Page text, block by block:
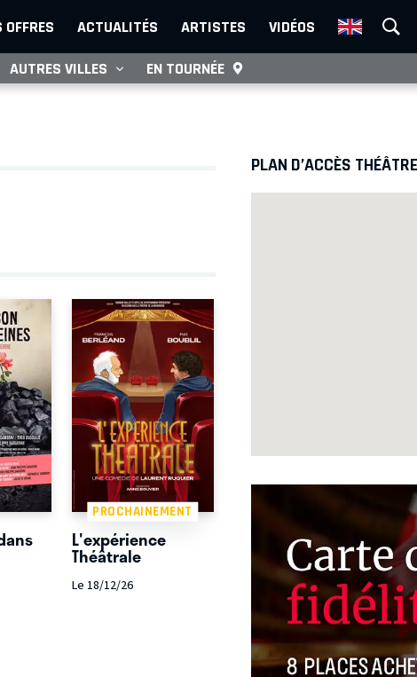
OFFRES ACTUALITÉS ARTISTES VIDÉOS
AUTRES VILLES EN TOURNÉE
PROCHAINEMENT
L'expérience
Théâtrale
Le 18/12/26
PLAN D’ACCÈS